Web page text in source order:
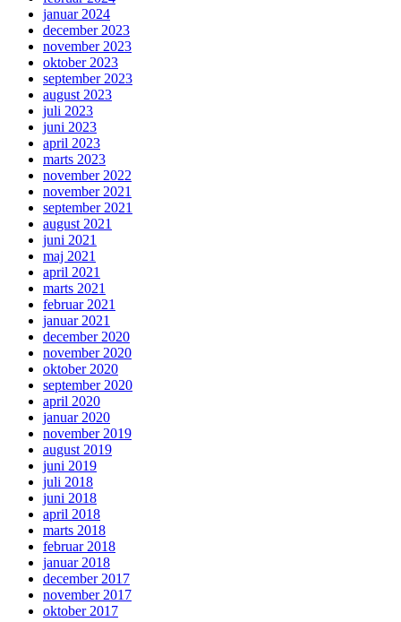
januar 2024
december 2023
november 2023
oktober 2023
september 2023
august 2023
juli 2023
juni 2023
april 2023
marts 2023
november 2022
november 2021
september 2021
august 2021
juni 2021
maj 2021
april 2021
marts 2021
februar 2021
januar 2021
december 2020
november 2020
oktober 2020
september 2020
april 2020
januar 2020
november 2019
august 2019
juni 2019
juli 2018
juni 2018
april 2018
marts 2018
februar 2018
januar 2018
december 2017
november 2017
oktober 2017